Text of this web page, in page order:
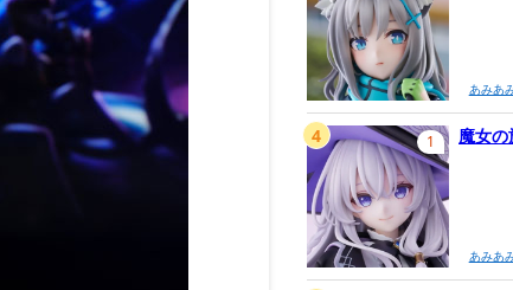
あみあ
魔女の
あみあ
1
4